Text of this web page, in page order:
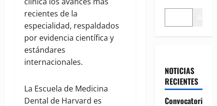
recientes de la
especialidad, respaldados
por evidencia científica y
estándares
internacionales.
La Escuela de Medicina
Dental de Harvard es
NOTICIAS
RECIENTES
Convocatori